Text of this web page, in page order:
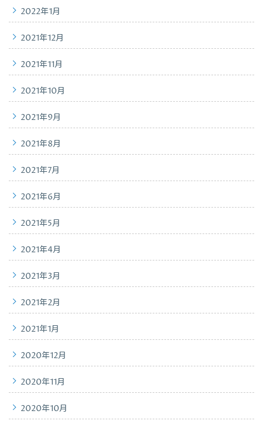
2022年1月
2021年12月
2021年11月
2021年10月
2021年9月
2021年8月
2021年7月
2021年6月
2021年5月
2021年4月
2021年3月
2021年2月
2021年1月
2020年12月
2020年11月
2020年10月